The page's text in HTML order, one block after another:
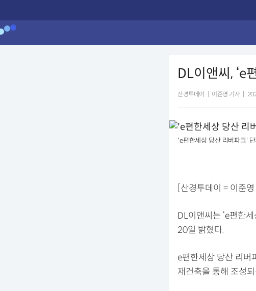
DL이앤씨, ‘e
산경투데이 이준영 기자
'e편한세상 당산 리버파크'
[산경투데이 = 이준영
DL이앤씨는 ‘e편한
20일 밝혔다.
e편한세상 당산 리버
재건축을 통해 조성